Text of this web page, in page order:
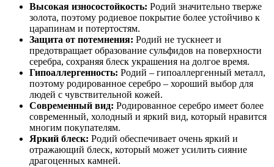
Высокая износостойкость: Родий значительно тверже
золота, поэтому родиевое покрытие более устойчиво к
царапинам и потертостям.
Защита от потемнения: Родий не тускнеет и
предотвращает образование сульфидов на поверхности
серебра, сохраняя блеск украшения на долгое время.
Гипоаллергенность: Родий – гипоаллергенный металл,
поэтому родированное серебро – хороший выбор для
людей с чувствительной кожей.
Современный вид: Родированное серебро имеет более
современный, холодный и яркий вид, который нравится
многим покупателям.
Яркий блеск: Родий обеспечивает очень яркий и
отражающий блеск, который может усилить сияние
драгоценных камней.